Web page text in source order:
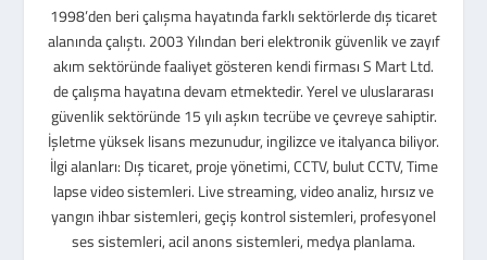
1998’den beri çalışma hayatında farklı sektörlerde dış ticaret
alanında çalıştı. 2003 Yılından beri elektronik güvenlik ve zayıf
akım sektöründe faaliyet gösteren kendi firması S Mart Ltd.
de çalışma hayatına devam etmektedir. Yerel ve uluslararası
güvenlik sektöründe 15 yılı aşkın tecrübe ve çevreye sahiptir.
İşletme yüksek lisans mezunudur, ingilizce ve italyanca biliyor.
İlgi alanları: Dış ticaret, proje yönetimi, CCTV, bulut CCTV, Time
lapse video sistemleri. Live streaming, video analiz, hırsız ve
yangın ihbar sistemleri, geçiş kontrol sistemleri, profesyonel
ses sistemleri, acil anons sistemleri, medya planlama.